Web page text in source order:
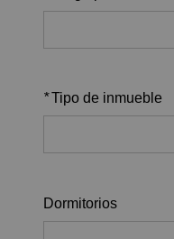
*Tipo de inmueble
Dormitorios